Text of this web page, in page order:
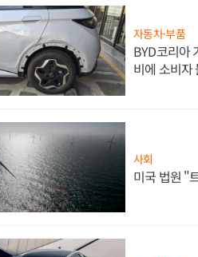
자동차·부품
BYD코리아
비에 소비자
사회
미국 법원 "